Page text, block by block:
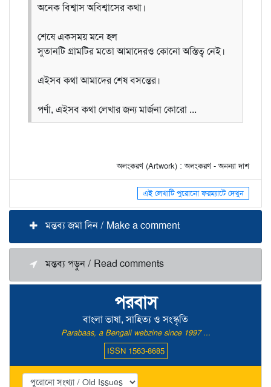
পরবাস
বাংলা ভাষা, সাহিত্য ও সংস্কৃতি
Parabaas, a Bengali webzine since 1997 ...
ISSN 1563-8685
অনেক বিশ্বাস অবিশ্বাসের কথা।
শেষে একসময় মনে হল
সুতানটি গ্রামটির মতো আমাদেরও কোনো অস্তিত্ব নেই।
এইসব কথা আমাদের শেষ বসন্তের।
পর্ণা, এইসব কথা লেখার জন্য মার্জনা কোরো ...
অলংকরণ (Artwork) : অলংকরণ - অনন্যা দাশ
এই লেখাটি পুরোনো ফরম্যাটে দেখুন
মন্তব্য জমা দিন / Make a comment
মন্তব্য পড়ুন / Read comments